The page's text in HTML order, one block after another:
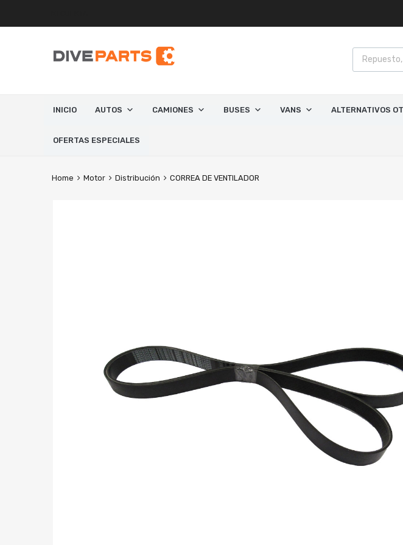
INICIO AUTOS CAMIONES BUSES VANS ALTERNATIVOS
OFERTAS ESPECIALES
Home Motor Distribución CORREA DE VENTILADOR